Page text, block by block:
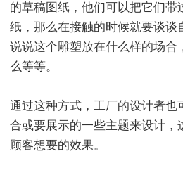
的草稿图纸，他们可以把它们带
纸，那么在接触的时候就要谈谈
说说这个雕塑放在什么样的场合
么等等。
通过这种方式，工厂的设计者也
合或要展示的一些主题来设计，
顾客想要的效果。